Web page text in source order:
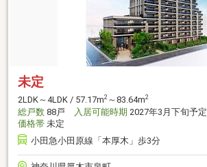
未定
2LDK～4LDK / 57.17m2 ～83.64m2
総戸数 88戸 入居可能時期 2027年3月下旬予定
価格帯 未定
小田急小田原線「本厚木」歩3分